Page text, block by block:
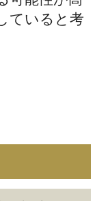
ていると考